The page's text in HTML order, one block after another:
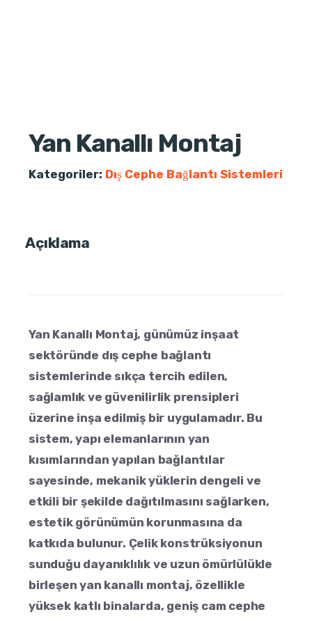
Yan Kanallı Montaj
Kategoriler: Dış Cephe Bağlantı Sistemleri
Açıklama
Yan Kanallı Montaj, günümüz inşaat
sektöründe dış cephe bağlantı
sistemlerinde sıkça tercih edilen,
sağlamlık ve güvenilirlik prensipleri
üzerine inşa edilmiş bir uygulamadır. Bu
sistem, yapı elemanlarının yan
kısımlarından yapılan bağlantılar
sayesinde, mekanik yüklerin dengeli ve
etkili bir şekilde dağıtılmasını sağlarken,
estetik görünümün korunmasına da
katkıda bulunur. Çelik konstrüksiyonun
sunduğu dayanıklılık ve uzun ömürlülükle
birleşen yan kanallı montaj, özellikle
yüksek katlı binalarda, geniş cam cephe